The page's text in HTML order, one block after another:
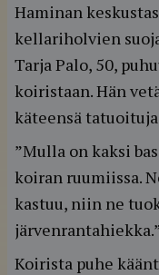
Haminan
kellariholvien
Tarja Palo, 50,
koiristaan. Hän
käteensä
”Mulla on kaksi
koiran ruumiissa.
kastuu, niin ne
Koirista puhe